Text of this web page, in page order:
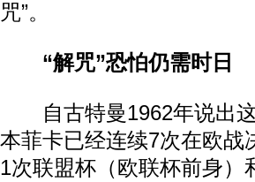
咒”。
“解咒”恐怕仍需时日
自古特曼1962年说出这
本菲卡已经连续7次在欧战
1次联盟杯（欧联杯前身）